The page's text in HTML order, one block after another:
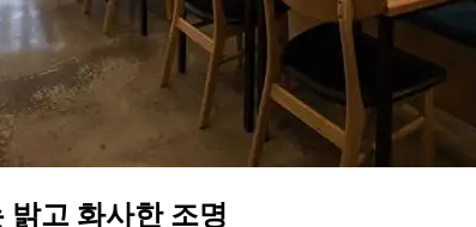
밝고 화사한 조명